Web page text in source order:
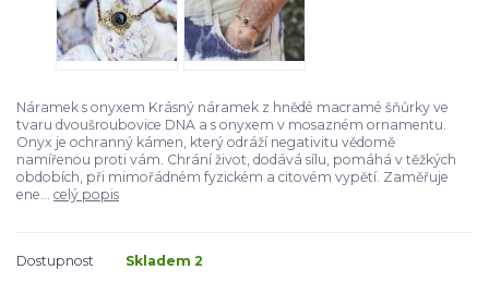
Náramek s onyxem Krásný náramek z hnědé macramé šňůrky ve
tvaru dvoušroubovice DNA a s onyxem v mosazném ornamentu.
Onyx je ochranný kámen, který odráží negativitu vědomě
namířenou proti vám. Chrání život, dodává sílu, pomáhá v těžkých
obdobích, při mimořádném fyzickém a citovém vypětí. Zaměřuje
ene... celý popis
Dostupnost Skladem 2